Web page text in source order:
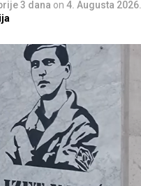
3 dana on 4. Augusta 2026.